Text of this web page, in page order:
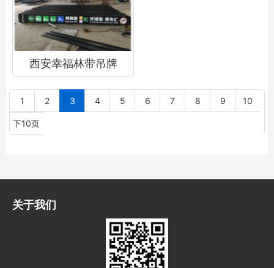
西安幸福林带吊牌
1 2 3 4 5 6 7 8 9 10
下10页
关于我们